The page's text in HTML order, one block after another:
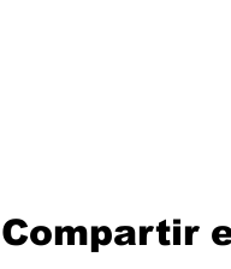
Compartir